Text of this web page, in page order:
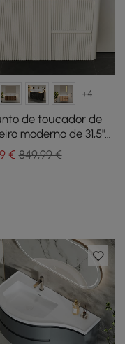
+4
de toucador de
moderno de 31,5"
de banheiro
de LED branco
com pia
€ 849,99 €